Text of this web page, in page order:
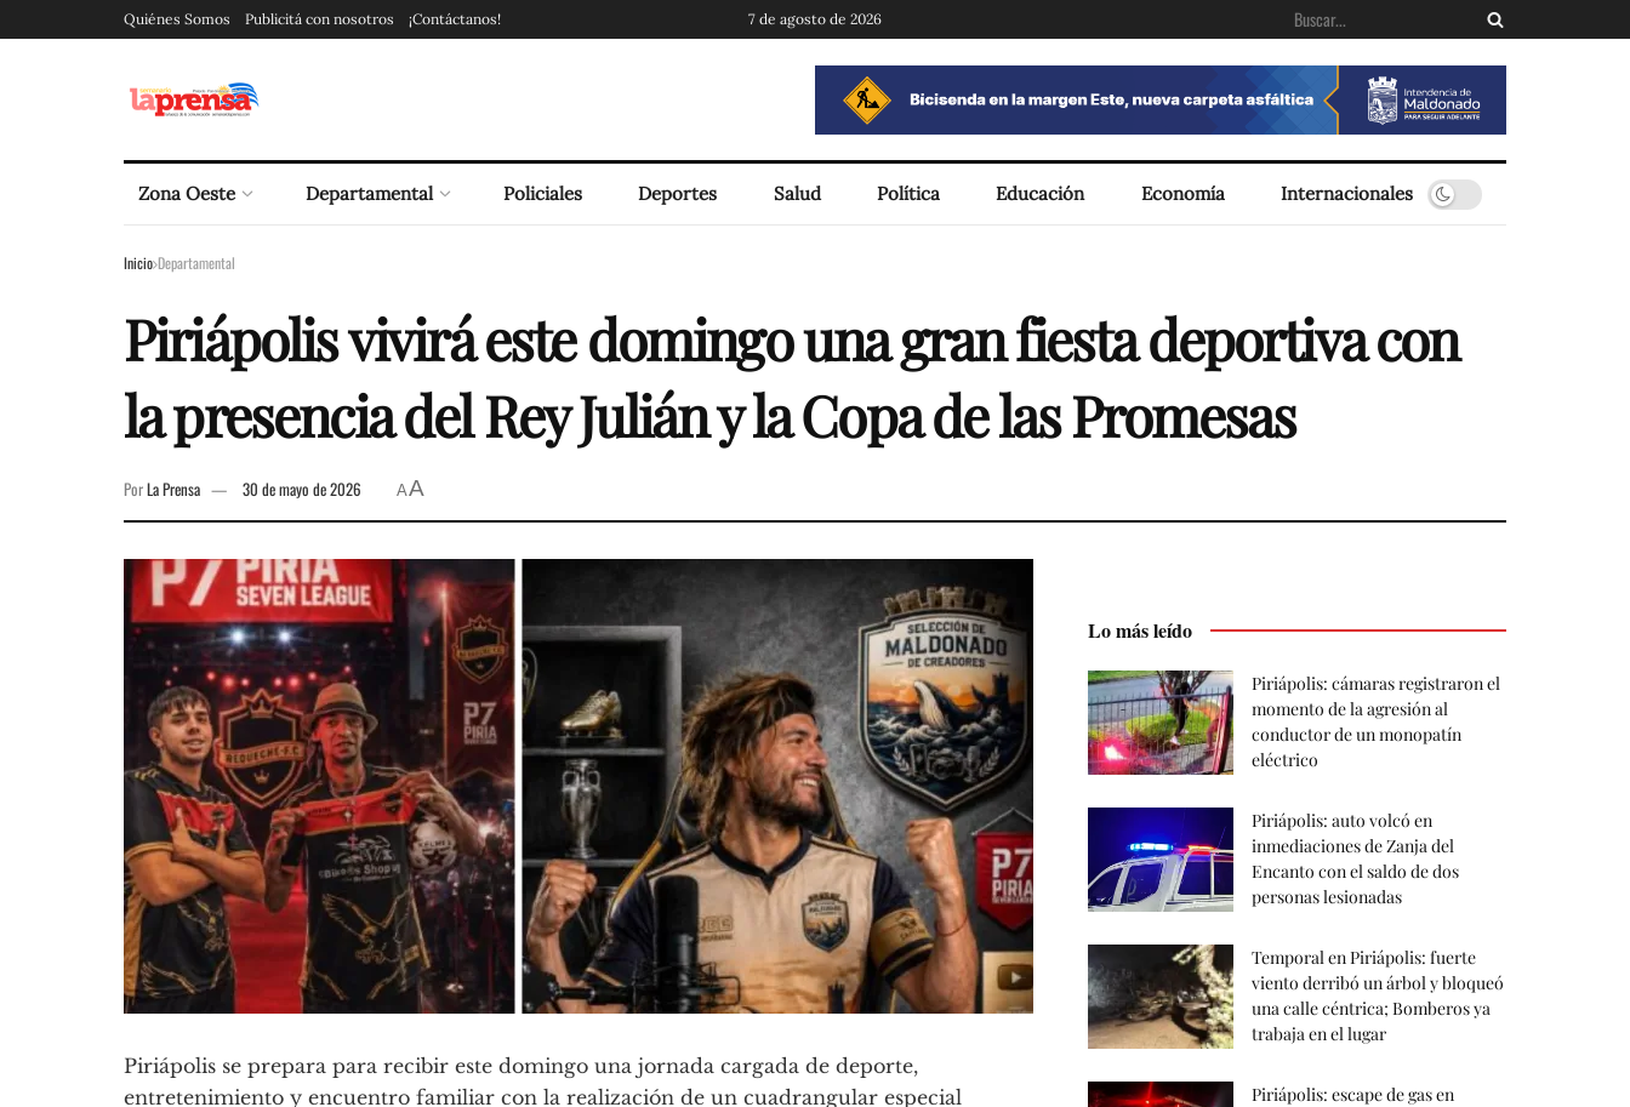
Quiénes Somos Publicitá con nosotros ¡Contáctanos! 7 de agosto de 2026
Zona Oeste Departamental Policiales Deportes Salud Política Educación Economía Internacionales
Inicio Departamental
Piriápolis vivirá este domingo una gran fiesta deportiva con
la presencia del Rey Julián y la Copa de las Promesas
PorLa Prensa 30 de mayo de 2026 AA
Piriápolis se prepara para recibir este domingo una jornada cargada de deporte,
entretenimiento y encuentro familiar con la realización de un cuadrangular especial
Lo más leído
Piriápolis: cámaras registraron el
momento de la agresión al
conductor de un monopatín
eléctrico
Piriápolis: auto volcó en
inmediaciones de Zanja del
Encanto con el saldo de dos
personas lesionadas
Temporal en Piriápolis: fuerte
viento derribó un árbol y bloqueó
una calle céntrica; Bomberos ya
trabaja en el lugar
Piriápolis: escape de gas en